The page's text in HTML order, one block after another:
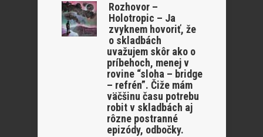
Rozhovor –
Holotropic – Ja
zvyknem hovoriť, že
o skladbách
uvažujem skôr ako o
príbehoch, menej v
rovine “sloha – bridge
– refrén”. Čiže mám
väčšinu času potrebu
robit v skladbách aj
rôzne postranné
epizódy, odbočky.